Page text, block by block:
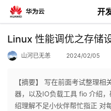
开
返
Linux 性能调优之存储
山河已无恙 2024/02/05
【摘要】 写在前面考试整理
器，以及IO负载工具 fio 介绍
绍理解不足小伙伴帮忙指正 对